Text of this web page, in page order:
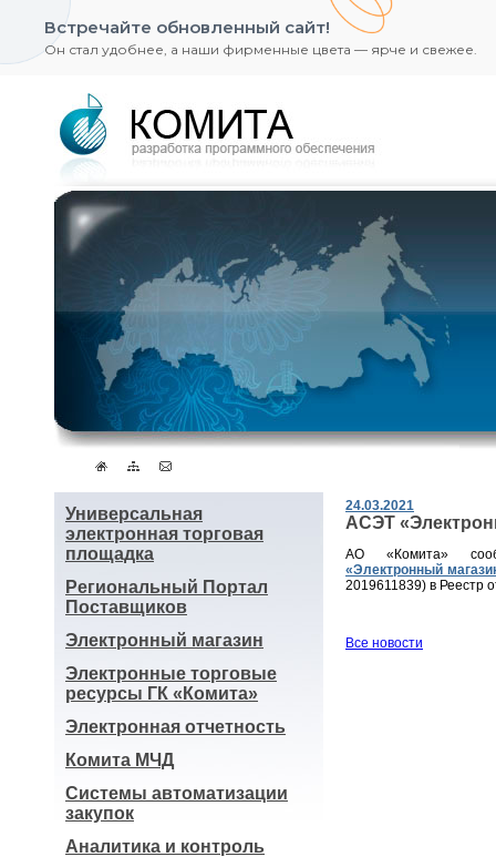
Встречайте обновленный сайт!
Он стал удобнее, а наши фирменные цвета — ярче и свежее.
Универсальная
электронная торговая
площадка
Региональный Портал
Поставщиков
Электронный магазин
Электронные торговые
ресурсы ГК «Комита»
Электронная отчетность
Комита МЧД
Системы автоматизации
закупок
Аналитика и контроль
24.03.2021
АСЭТ
АО «Комита»
«Электронный
2019611839) в Реестр
Все новости